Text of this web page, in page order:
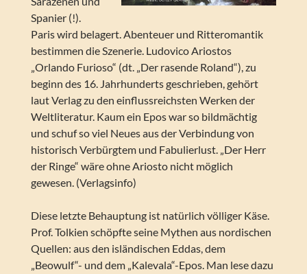
Spanier (!).
Paris wird belagert. Abenteuer und Ritteromantik
bestimmen die Szenerie. Ludovico Ariostos
„Orlando Furioso“ (dt. „Der rasende Roland“), zu
beginn des 16. Jahrhunderts geschrieben, gehört
laut Verlag zu den einflussreichsten Werken der
Weltliteratur. Kaum ein Epos war so bildmächtig
und schuf so viel Neues aus der Verbindung von
historisch Verbürgtem und Fabulierlust. „Der Herr
der Ringe“ wäre ohne Ariosto nicht möglich
gewesen. (Verlagsinfo)
Diese letzte Behauptung ist natürlich völliger Käse.
Prof. Tolkien schöpfte seine Mythen aus nordischen
Quellen: aus den isländischen Eddas, dem
„Beowulf“- und dem „Kalevala“-Epos. Man lese dazu